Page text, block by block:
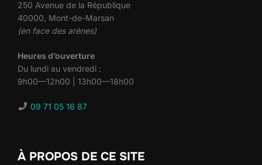
250 Avenue de la République
40000, Mont-de-Marsan
(en face des arènes)
Heures d’ouverture
Du lundi au vendredi :
9h00—12h00 | 13h00—18h00
09 71 05 16 87
À PROPOS DE CE SITE